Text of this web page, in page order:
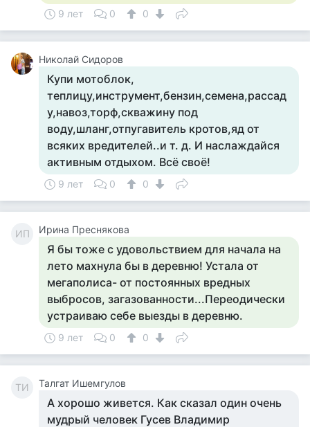
9 лет 0 0
Николай Сидоров
Купи мотоблок,
теплицу,инструмент,бензин,семена,рассад
у,навоз,торф,скважину под
воду,шланг,отпугавитель кротов,яд от
всяких вредителей..и т. д. И наслаждайся
активным отдыхом. Всё своё!
9 лет 0 0
ИП Ирина Преснякова
Я бы тоже с удовольствием для начала на
лето махнула бы в деревню! Устала от
мегаполиса- от постоянных вредных
выбросов, загазованности...Переодически
устраиваю себе выезды в деревню.
9 лет 0 0
ТИ Талгат Ишемгулов
А хорошо живется. Как сказал один очень
мудрый человек Гусев Владимир